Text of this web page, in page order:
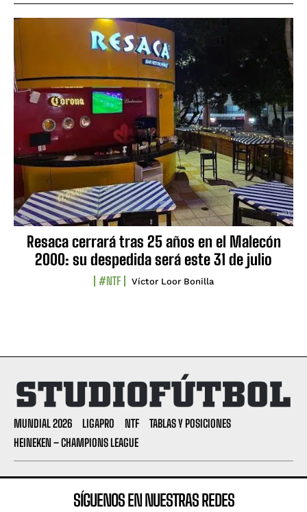
Resaca cerrará tras 25 años en el Malecón
2000: su despedida será este 31 de julio
#NTF Víctor Loor Bonilla
MUNDIAL 2026 LIGAPRO NTF
TABLAS Y POSICIONES
HEINEKEN – CHAMPIONS LEAGUE
SÍGUENOS EN NUESTRAS REDES